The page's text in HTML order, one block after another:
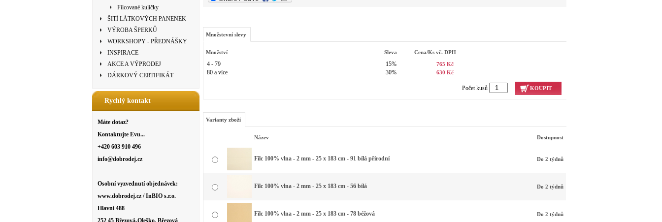
Filcované kuličky
ŠITÍ LÁTKOVÝCH PANENEK
VÝROBA ŠPERKŮ
WORKSHOPY - PŘEDNÁŠKY
INSPIRACE
AKCE A VÝPRODEJ
DÁRKOVÝ CERTIFIKÁT
Rychlý kontakt
Máte dotaz?
Kontaktujte Evu...
+420 603 910 496
info@dobrodej.cz
Osobní vyzvednutí objednávek:
www.dobrodej.cz / InBIO s.r.o.
Hlavní 488
252 45 Březová-Oleško, Březová
Množstevní slevy
Množství Sleva Cena/ks vč. DPH
4 - 79 15% 765 Kč
80 a více 30% 630 Kč
Počet kusů KOUPIT
Varianty zboží
Název Dostupnost
Filc 100% vlna - 2 mm - 25 x 183 cm - 91 bílá přírodní Do 2 týdnů
Filc 100% vlna - 2 mm - 25 x 183 cm - 56 bílá Do 2 týdnů
Filc 100% vlna - 2 mm - 25 x 183 cm - 78 béžová Do 2 týdnů